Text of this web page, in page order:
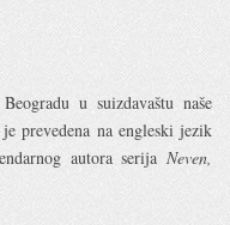
u suizdavaštu naše
prevedena na engleski jezik
autora serija Neven,